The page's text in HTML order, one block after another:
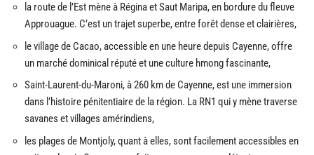
la route de l’Est mène à Régina et Saut Maripa, en bordure du fleuve
Approuague. C’est un trajet superbe, entre forêt dense et clairières,
le village de Cacao, accessible en une heure depuis Cayenne, offre
un marché dominical réputé et une culture hmong fascinante,
Saint-Laurent-du-Maroni, à 260 km de Cayenne, est une immersion
dans l’histoire pénitentiaire de la région. La RN1 qui y mène traverse
savanes et villages amérindiens,
les plages de Montjoly, quant à elles, sont facilement accessibles en